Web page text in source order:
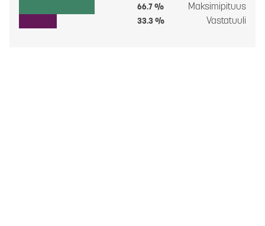
66.7 % Maksimipituus
33.3 % Vastatuuli